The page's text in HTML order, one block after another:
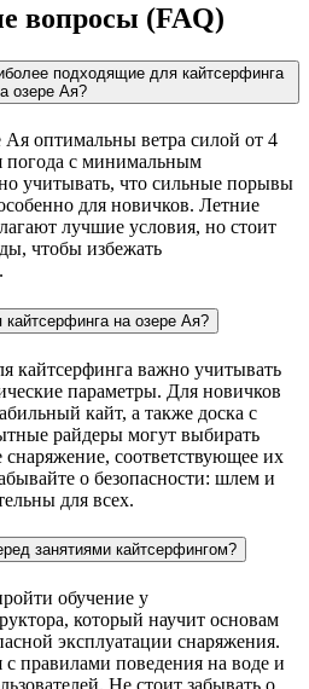
вопросы (FAQ)
подходящие для кайтсерфинга
озере Ая?
Ая оптимальны ветра силой от 4
погода с минимальным
учитывать, что сильные порывы
для новичков. Летние
лучшие условия, но стоит
чтобы избежать
на озере Ая?
кайтсерфинга важно учитывать
параметры. Для новичков
кайт, а также доска с
райдеры могут выбирать
снаряжение, соответствующее их
о безопасности: шлем и
для всех.
занятиями кайтсерфингом?
обучение у
который научит основам
эксплуатации снаряжения.
правилами поведения на воде и